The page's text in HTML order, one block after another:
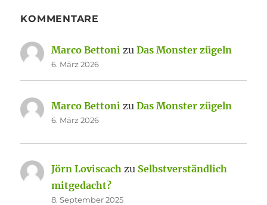
KOMMENTARE
Marco Bettoni zuDas Monster zügeln
6. März 2026
Marco Bettoni zuDas Monster zügeln
6. März 2026
Jörn Loviscach zu Selbstverständlich
mitgedacht?
8. September 2025